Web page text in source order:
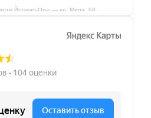
Йошкар‑Олы — ул. Мира, 68